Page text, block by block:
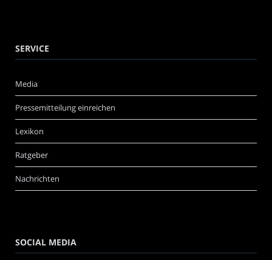
SERVICE
Media
Pressemitteilung einreichen
Lexikon
Ratgeber
Nachrichten
SOCIAL MEDIA